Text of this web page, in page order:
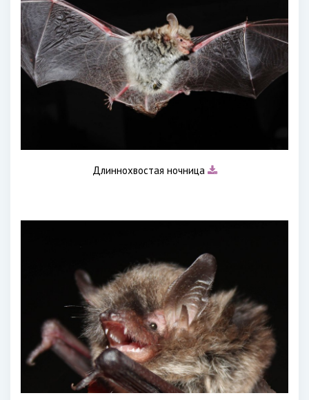
Длиннохвостая ночница